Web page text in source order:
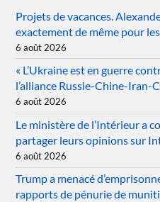
Projets de vacances.
exactement de même pour
6 août 2026
« L’Ukraine est en guerre
l’alliance Russie-Chine-Iran-
6 août 2026
Le ministère de l’Intérieur a
partager leurs opinions sur
6 août 2026
Trump a menacé
rapports de pénurie de